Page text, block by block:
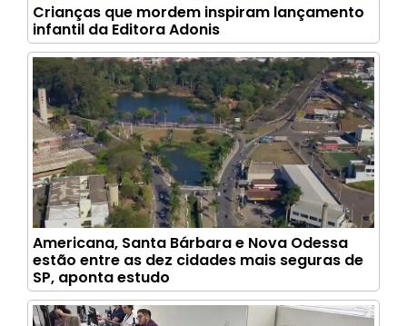
Crianças que mordem inspiram lançamento
infantil da Editora Adonis
Americana, Santa Bárbara e Nova Odessa
estão entre as dez cidades mais seguras de
SP, aponta estudo